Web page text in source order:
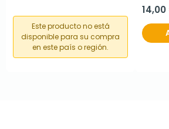
Este producto no está
disponible para su compra
en este país o región.